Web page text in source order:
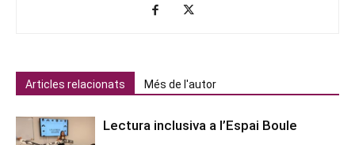
Articles relacionats Més de l'autor
Lectura inclusiva a l’Espai Boule